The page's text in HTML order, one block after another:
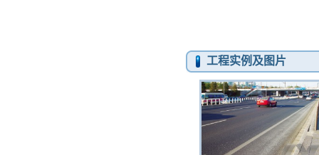
工程实例及图片